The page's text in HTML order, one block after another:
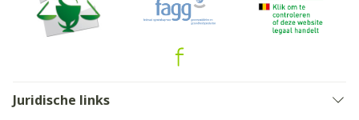
Juridische links